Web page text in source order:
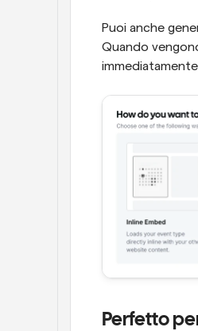
Puoi anche
Quando
Perfetto